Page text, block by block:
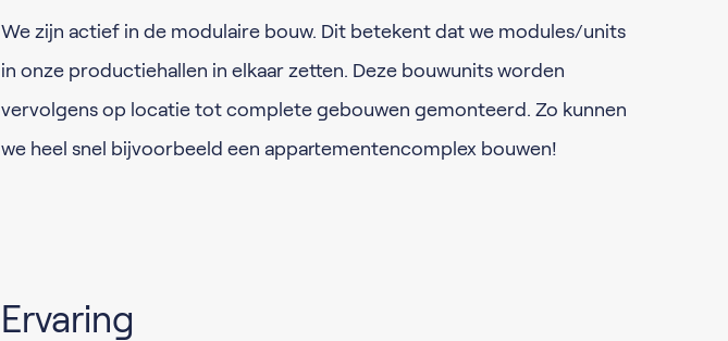
We zijn actief in de modulaire bouw. Dit betekent dat we modules/units
in onze productiehallen in elkaar zetten. Deze bouwunits worden
vervolgens op locatie tot complete gebouwen gemonteerd. Zo kunnen
we heel snel bijvoorbeeld een appartementencomplex bouwen!
Ervaring